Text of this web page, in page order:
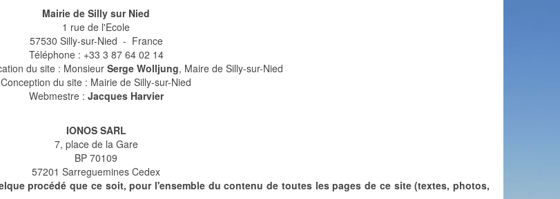
Mairie de Silly sur Nied
1 rue de l'Ecole
57530 Silly-sur-Nied - France
Téléphone : +33 3 87 64 02 14
du site : MonsieurSerge Wolljung, Maire de Silly-sur-Nied
Conception du site : Mairie de Silly-sur-Nied
Webmestre : Jacques Harvier
IONOS SARL
7, place de la Gare
BP 70109
57201 Sarreguemines Cedex
procédé que ce soit, pour l'ensemble du contenu de toutes les pages de ce site (textes, photos,